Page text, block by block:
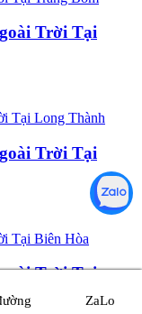
Trời Tại
Trời Tại
Trời Tại
ZaLo